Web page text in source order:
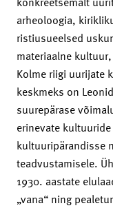
arheoloogia,
ristiusueelsed
materiaalne
Kolme riigi uurijate
keskmeks on
suurepärase
erinevate
kultuuripärandisse
teadvustamisele.
1930. aastate
„vana“ ning